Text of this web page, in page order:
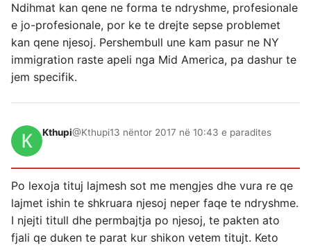
Ndihmat kan qene ne forma te ndryshme, profesionale
e jo-profesionale, por ke te drejte sepse problemet
kan qene njesoj. Pershembull une kam pasur ne NY
immigration raste apeli nga Mid America, pa dashur te
jem specifik.
Kthupi@Kthupi13 nëntor 2017 në 10:43 e paradites
Po lexoja tituj lajmesh sot me mengjes dhe vura re qe
lajmet ishin te shkruara njesoj neper faqe te ndryshme.
I njejti titull dhe permbajtja po njesoj, te pakten ato
fjali qe duken te parat kur shikon vetem titujt. Keto